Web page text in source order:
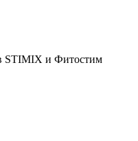
STIMIX и Фитостим